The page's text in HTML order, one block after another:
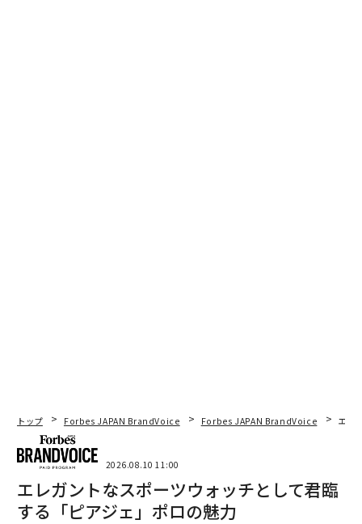
トップ Forbes JAPAN BrandVoice Forbes JAPAN BrandVoice エレ
2026.08.10 11:00
エレガントなスポーツウォッチとして君臨
する「ピアジェ」ポロの魅力